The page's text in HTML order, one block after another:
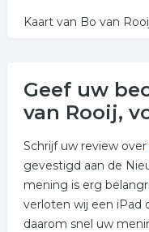
Kaart van Bo van
Geef uw
van Rooij,
Schrijf uw review over
gevestigd aan de
mening is erg
verloten wij een iPad
daarom snel uw